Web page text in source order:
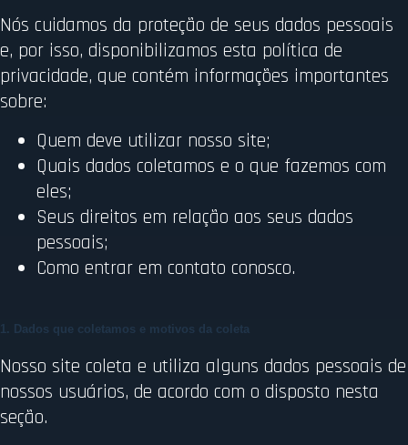
Nós cuidamos da proteção de seus dados pessoais
e, por isso, disponibilizamos esta política de
privacidade, que contém informações importantes
sobre:
Quem deve utilizar nosso site;
Quais dados coletamos e o que fazemos com
eles;
Seus direitos em relação aos seus dados
pessoais;
Como entrar em contato conosco.
1. Dados que coletamos e motivos da coleta
Nosso site coleta e utiliza alguns dados pessoais de
nossos usuários, de acordo com o disposto nesta
seção.